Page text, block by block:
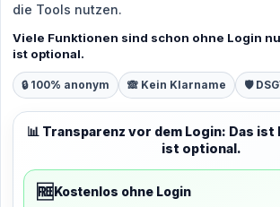
die Tools nutzen.
Viele Funktionen sind schon ohne Login
ist optional.
🔒 100% anonym 🙈 Kein Klarname 🛡️
📊 Transparenz vor dem Login: Das
ist optional.
🆓 Kostenlos ohne Login